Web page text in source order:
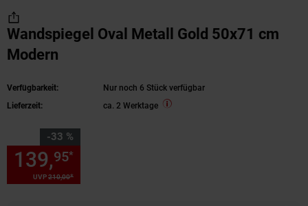
Wandspiegel Oval Metall Gold 50x71 cm
Modern
Verfügbarkeit:
Nur noch 6 Stück verfügbar
Lieferzeit:
ca. 2 Werktage
-33 %
Sie Sparen 33 Prozent,
UVP210,00*
139,95*